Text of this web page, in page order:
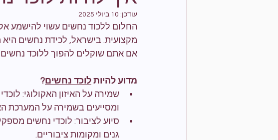
עודכן: 10 ביולי 2025
החלום ללכוד נחשים עשוי להישמע
מקצועית. בישראל, לכידת נחשים היא
אם אתם שוקלים להפוך ללוכד
מדוע להיות לוכד נחשים?
שמירה על האיזון האקולוגי:
ומסייעים בשמירה על המערכת
סיוע לציבור: לוכדי נחשים
גנים ומקומות ציבוריים.